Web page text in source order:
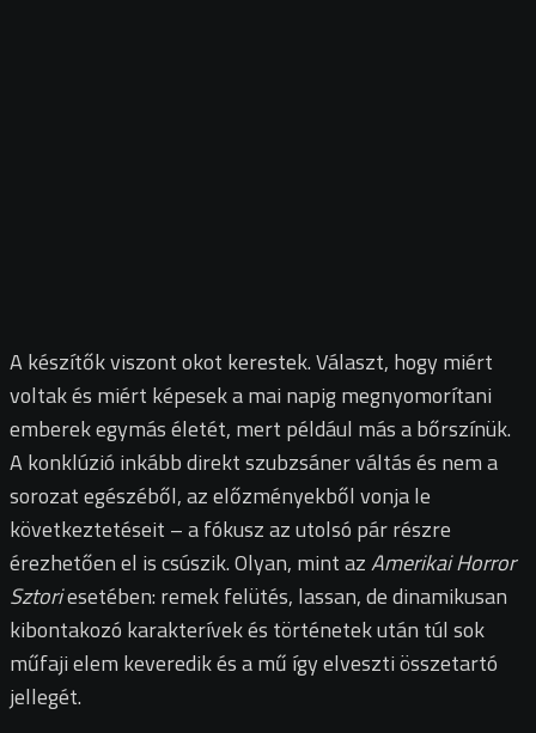
A készítők viszont okot kerestek. Választ, hogy miért
voltak és miért képesek a mai napig megnyomorítani
emberek egymás életét, mert például más a bőrszínük.
A konklúzió inkább direkt szubzsáner váltás és nem a
sorozat egészéből, az előzményekből vonja le
következtetéseit – a fókusz az utolsó pár részre
érezhetően el is csúszik. Olyan, mint azAmerikai Horror
Sztoriesetében: remek felütés, lassan, de dinamikusan
kibontakozó karakterívek és történetek után túl sok
műfaji elem keveredik és a mű így elveszti összetartó
jellegét.